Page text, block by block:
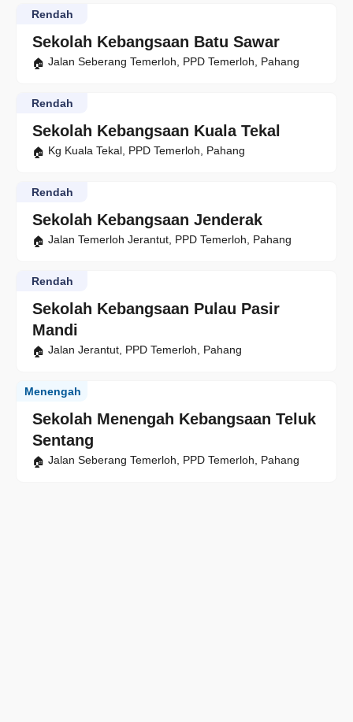
Sekolah Kebangsaan Batu Sawar
Rendah
Jalan Seberang Temerloh, PPD Temerloh, Pahang
Sekolah Kebangsaan Kuala Tekal
Rendah
Kg Kuala Tekal, PPD Temerloh, Pahang
Sekolah Kebangsaan Jenderak
Rendah
Jalan Temerloh Jerantut, PPD Temerloh, Pahang
Sekolah Kebangsaan Pulau Pasir
Mandi
Rendah
Jalan Jerantut, PPD Temerloh, Pahang
Sekolah Menengah Kebangsaan Teluk
Sentang
Menengah
Jalan Seberang Temerloh, PPD Temerloh, Pahang